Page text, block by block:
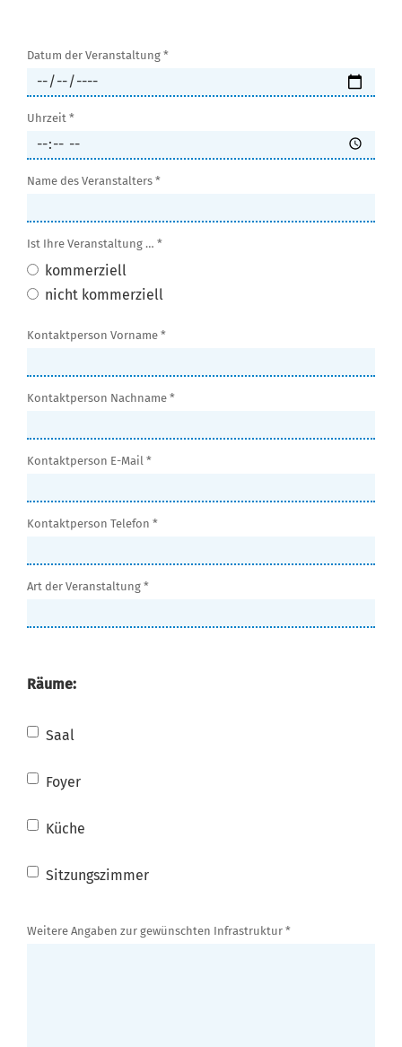
Datum der Veranstaltung *
Uhrzeit *
Name des Veranstalters *
Ist Ihre Veranstaltung … *
kommerziell
nicht kommerziell
Kontaktperson Vorname *
Kontaktperson Nachname *
Kontaktperson E-Mail *
Kontaktperson Telefon *
Art der Veranstaltung *
Räume:
Saal
Foyer
Küche
Sitzungszimmer
Weitere Angaben zur gewünschten Infrastruktur *